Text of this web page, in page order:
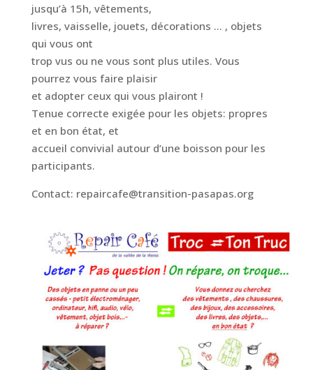
jusqu’à 15h, vêtements,
livres, vaisselle, jouets, décorations … , objets
qui vous ont
trop vus ou ne vous sont plus utiles. Vous
pourrez vous faire plaisir
et adopter ceux qui vous plairont !
Tenue correcte exigée pour les objets: propres
et en bon état, et
accueil convivial autour d’une boisson pour les
participants.
Contact: repaircafe@transition-pasapas.org